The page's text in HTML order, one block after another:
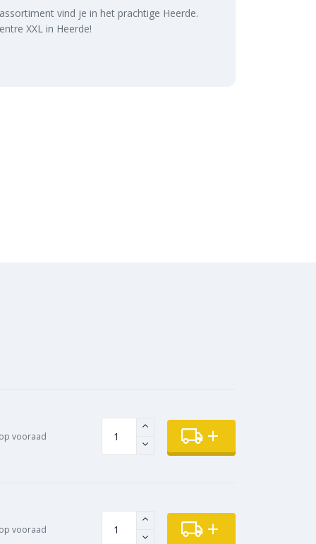
vind je in het prachtige Heerde.
XXL in Heerde!
vooraad
vooraad